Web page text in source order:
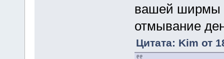
вашей ширмы
отмывание
Цитата: Kim от